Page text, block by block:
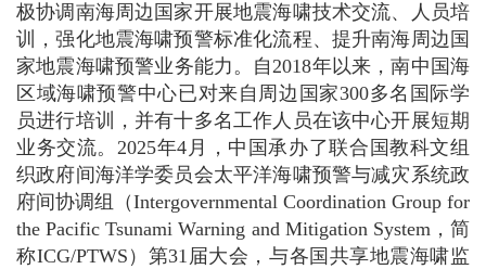
极协调南海周边国家开展地震海啸技术交流、人员培
训，强化地震海啸预警标准化流程、提升南海周边国
家地震海啸预警业务能力。自2018年以来，南中国海
区域海啸预警中心已对来自周边国家300多名国际学
员进行培训，并有十多名工作人员在该中心开展短期
业务交流。2025年4月，中国承办了联合国教科文组
织政府间海洋学委员会太平洋海啸预警与减灾系统政
府间协调组（Intergovernmental Coordination Group for
the Pacific Tsunami Warning and Mitigation System，简
称ICG/PTWS）第31届大会，与各国共享地震海啸监